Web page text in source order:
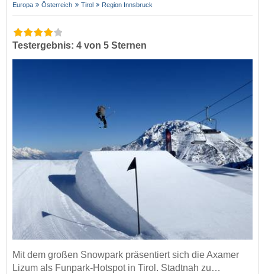
Europa Österreich Tirol Region Innsbruck
Testergebnis: 4 von 5 Sternen
Mit dem großen Snowpark präsentiert sich die Axamer
Lizum als Funpark-Hotspot in Tirol. Stadtnah zu…